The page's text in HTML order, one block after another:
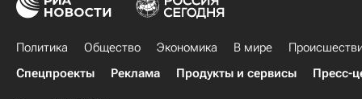
Политика Общество Экономика В мире
Спецпроекты
Реклама Продукты и сервисы Пресс-